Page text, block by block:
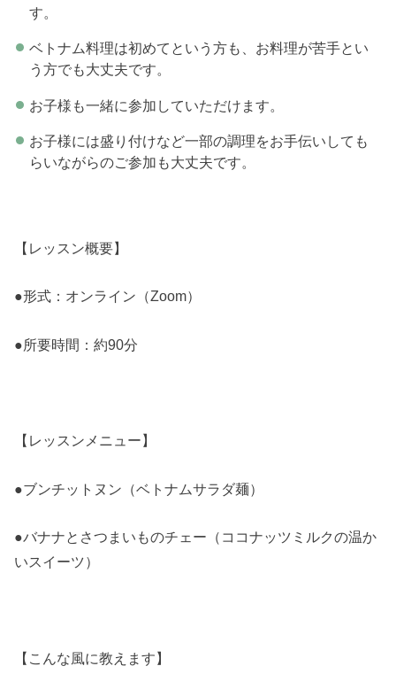
す。
ベトナム料理は初めてという方も、お料理が苦手とい
う方でも大丈夫です。
お子様も一緒に参加していただけます。
お子様には盛り付けなど一部の調理をお手伝いしても
らいながらのご参加も大丈夫です。
【レッスン概要】
●形式：オンライン（Zoom）
●所要時間：約90分
【レッスンメニュー】
●ブンチットヌン（ベトナムサラダ麺）
●バナナとさつまいものチェー（ココナッツミルクの温か
いスイーツ）
【こんな風に教えます】